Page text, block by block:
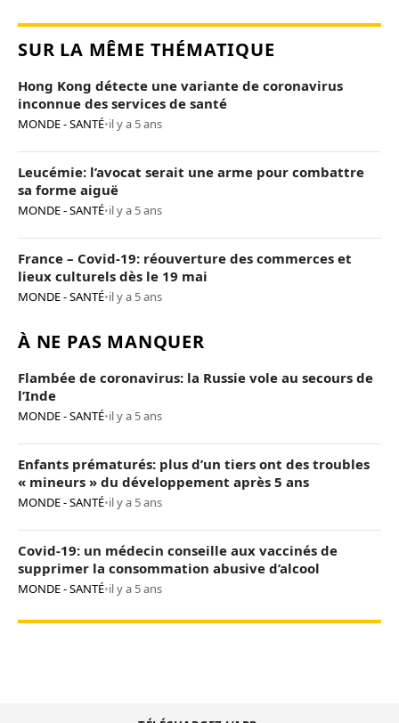
SUR LA MÊME THÉMATIQUE
Hong Kong détecte une variante de coronavirus
inconnue des services de santé
MONDE - SANTÉ•il y a 5 ans
Leucémie: l’avocat serait une arme pour combattre
sa forme aiguë
MONDE - SANTÉ•il y a 5 ans
France – Covid-19: réouverture des commerces et
lieux culturels dès le 19 mai
MONDE - SANTÉ•il y a 5 ans
À NE PAS MANQUER
Flambée de coronavirus: la Russie vole au secours de
l’Inde
MONDE - SANTÉ•il y a 5 ans
Enfants prématurés: plus d’un tiers ont des troubles
« mineurs » du développement après 5 ans
MONDE - SANTÉ•il y a 5 ans
Covid-19: un médecin conseille aux vaccinés de
supprimer la consommation abusive d’alcool
MONDE - SANTÉ•il y a 5 ans